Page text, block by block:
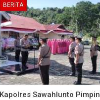
BERITA
Kapolres Sawahlunto Pimpin